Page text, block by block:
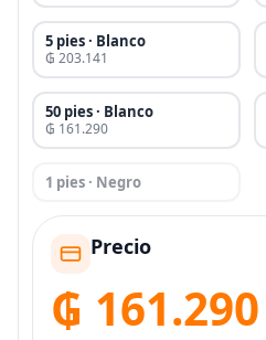
5 pies · Blanco
₲ 203.141
50 pies · Blanco
₲ 161.290
1 pies · Negro
Precio
₲ 161.290